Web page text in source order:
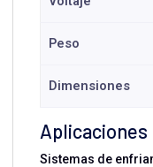
Peso
Dimensiones
Aplicaciones
Sistemas de